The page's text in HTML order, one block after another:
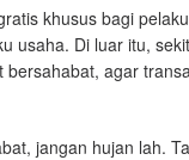
khusus bagi
usaha. Di luar itu,
agar
jangan hujan lah.